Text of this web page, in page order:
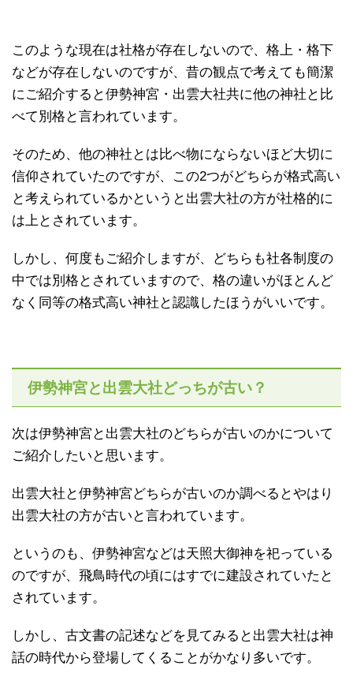
このような現在は社格が存在しないので、格上・格下
などが存在しないのですが、昔の観点で考えても簡潔
にご紹介すると伊勢神宮・出雲大社共に他の神社と比
べて別格と言われています。
そのため、他の神社とは比べ物にならないほど大切に
信仰されていたのですが、この2つがどちらが格式高い
と考えられているかというと出雲大社の方が社格的に
は上とされています。
しかし、何度もご紹介しますが、どちらも社各制度の
中では別格とされていますので、格の違いがほとんど
なく同等の格式高い神社と認識したほうがいいです。
伊勢神宮と出雲大社どっちが古い？
次は伊勢神宮と出雲大社のどちらが古いのかについて
ご紹介したいと思います。
出雲大社と伊勢神宮どちらが古いのか調べるとやはり
出雲大社の方が古いと言われています。
というのも、伊勢神宮などは天照大御神を祀っている
のですが、飛鳥時代の頃にはすでに建設されていたと
されています。
しかし、古文書の記述などを見てみると出雲大社は神
話の時代から登場してくることがかなり多いです。